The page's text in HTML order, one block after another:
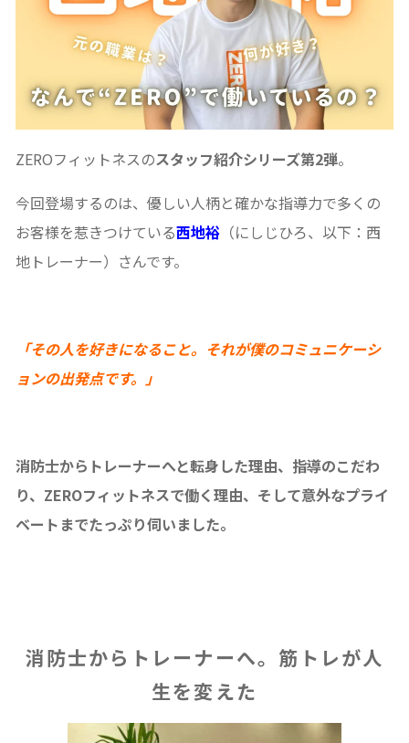
ZEROフィットネスのスタッフ紹介シリーズ第2弾。
今回登場するのは、優しい人柄と確かな指導力で多くの
お客様を惹きつけている西地裕（にしじひろ、以下：西
地トレーナー）さんです。
「その人を好きになること。それが僕のコミュニケーシ
ョンの出発点です。」
消防士からトレーナーへと転身した理由、指導のこだわ
り、ZEROフィットネスで働く理由、そして意外なプライ
ベートまでたっぷり伺いました。
消防士からトレーナーへ。筋トレが人
生を変えた